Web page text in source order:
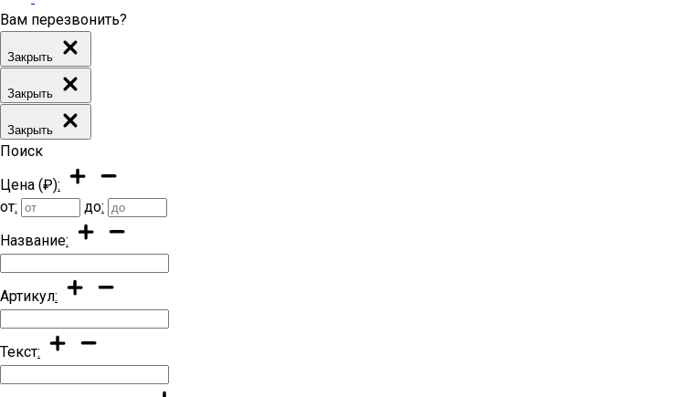
Вам перезвонить?
Закрыть
Закрыть
Закрыть
Поиск
Цена (₽):
от: до:
Название:
Артикул:
Текст: